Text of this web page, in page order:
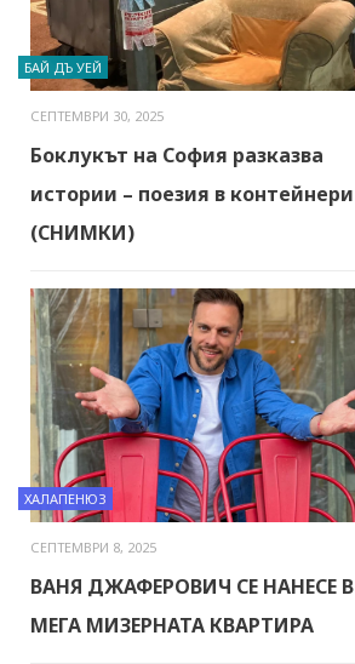
БАЙ ДЪ УЕЙ
СЕПТЕМВРИ 30, 2025
Боклукът на София разказва
истории – поезия в контейнери
(СНИМКИ)
ХАЛАПЕНЮЗ
СЕПТЕМВРИ 8, 2025
ВАНЯ ДЖАФЕРОВИЧ СЕ НАНЕСЕ В
МЕГА МИЗЕРНАТА КВАРТИРА